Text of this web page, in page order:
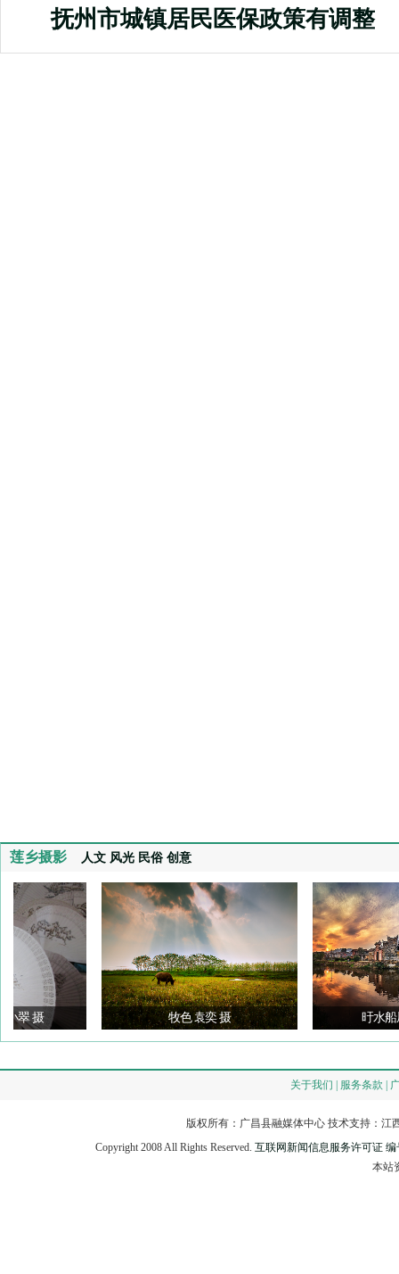
抚州市城镇居民医保政策有调整
莲乡摄影 人文 风光 民俗 创意
摄 牧色 袁奕 摄 旴水船屋
关于我们 | 服务条款 |
版权所有：广昌县融媒体中心 技术支持：江
Copyright 2008 All Rights Reserved.互联网新闻信息服务许可证 编
本站